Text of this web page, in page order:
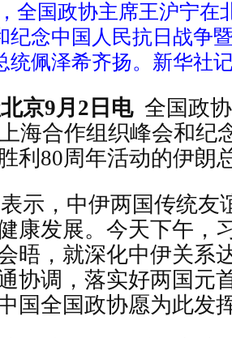
全国政协主席王沪宁在
纪念中国人民抗日战争
统佩泽希齐扬。新华社
京9月2日电 全国政
海合作组织峰会和纪
利80周年活动的伊朗
示，中伊两国传统友
康发展。今天下午，
晤，就深化中伊关系
协调，落实好两国元
国全国政协愿为此发